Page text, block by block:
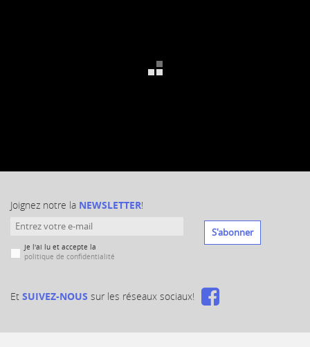
Joignez notre la NEWSLETTER!
Je l'ai lu et accepte la
politique de confidentialité
S'abonner
Et SUIVEZ-NOUS sur les réseaux sociaux!